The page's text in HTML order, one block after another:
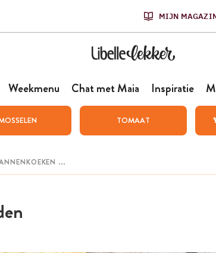
MIJN
Weekmenu Chat met Maia Inspiratie
TOMAAT